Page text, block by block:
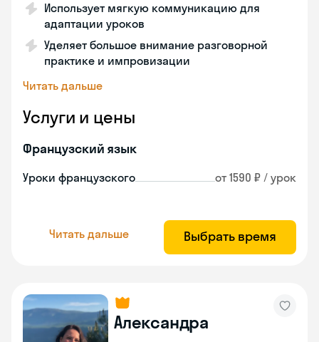
Использует мягкую коммуникацию для
адаптации уроков
Уделяет большое внимание разговорной
практике и импровизации
Читать дальше
Услуги и цены
Французский язык
Уроки французского от 1590 ₽ / урок
Читать дальше Выбрать время
Александра